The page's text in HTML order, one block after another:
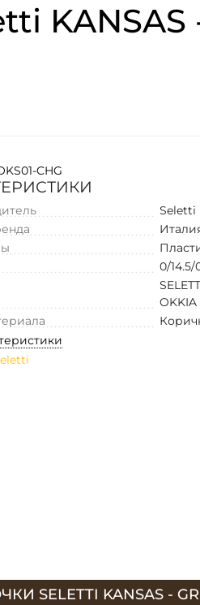
KANSAS
CHG
Seletti
0/14.5/
OKKIA
KANSAS -